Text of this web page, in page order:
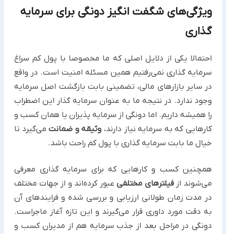
ویژگی‌های شگفت انگیز دونگی برای سرمایه
گذاری
احتمالا یکی از دلایل اصلی که ما مخصوصا با پول کم سراغ
سرمایه گذاری نمی‌رفتیم همین مسئله امنیت است. در واقع
در سایر بازارهای مالی، تضمینی بابت بازگشت اصل سرمایه
وجود ندارد. در نتیجه ما به عنوان سرمایه گذار این اضطراب
را همیشه داریم. اما دونگی از سرمایه پذیران یا همان کسب و
کارهایی که به سرمایه نیاز دارند، وثیقه و ضمانتمی‌گیرد تا
خیال ما بابت سرمایه گذاری با پول کم راحت باشد.
همچنین کسب و کارهایی که برای سرمایه گذاری معرفی
می‌شوند ازفیلترهای مختلفیعبور کرده‌اند و از جهات مختلف
در مدت زمان طولانی ارزیابی و بررسی شده و فرایندهای آن
به دقت مورد داوری قرار می‌گیرند و این تازه آغاز ماجراست.
دونگی در مراحل بعد از جذب سرمایه هم از مدیران کسب و